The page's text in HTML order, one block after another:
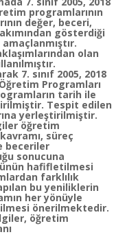
programlarının
değer, beceri,
gösterdiği
olan
7. sınıf 2005, 2018
Programları
tarih ile
Tespit edilen
yerleştirilmiştir.
öğretim
süreç
beceriler
sonucuna
hafifletilmesi
farklılık
bu yeniliklerin
her yönüyle
önerilmektedir.
öğretim